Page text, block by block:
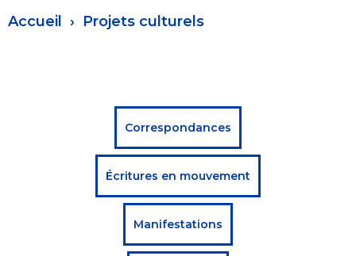
Fil
Accueil Projets culturels
Menu
projets
culturels
Correspondances
Écritures en mouvement
Manifestations